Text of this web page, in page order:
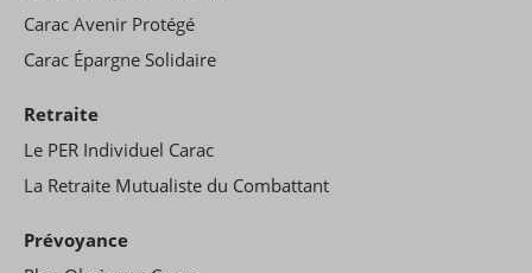
Carac Avenir Protégé
Carac Épargne Solidaire
Retraite
Le PER Individuel Carac
La Retraite Mutualiste du Combattant
Prévoyance